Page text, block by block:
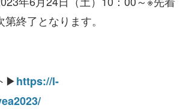
終了となります。
▶https://l-